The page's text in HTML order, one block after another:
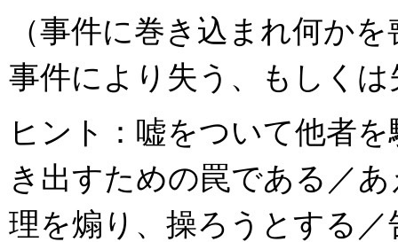
（事件に巻き込まれ何か
事件により失う、もしく
ヒント：嘘をついて他者
き出すための罠である／
理を煽り、操ろうとする